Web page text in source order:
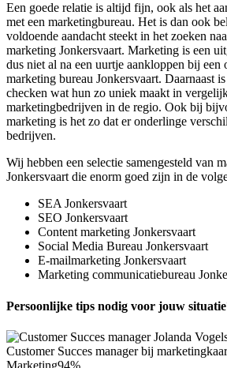
Een goede relatie is altijd fijn, ook als het
met een marketingbureau. Het is dan ook
voldoende aandacht steekt in het zoeken
marketing Jonkersvaart. Marketing is een
dus niet al na een uurtje aankloppen bij een
marketing bureau Jonkersvaart. Daarnaast
checken wat hun zo uniek maakt in
marketingbedrijven in de regio. Ook bij
marketing is het zo dat er onderlinge
bedrijven.
Wij hebben een selectie samengesteld van
Jonkersvaart die enorm goed zijn in de
SEA Jonkersvaart
SEO Jonkersvaart
Content marketing Jonkersvaart
Social Media Bureau Jonkersvaart
E-mailmarketing Jonkersvaart
Marketing communicatiebureau
Persoonlijke tips nodig voor jouw
Customer Succes manager bij
Marketing94%